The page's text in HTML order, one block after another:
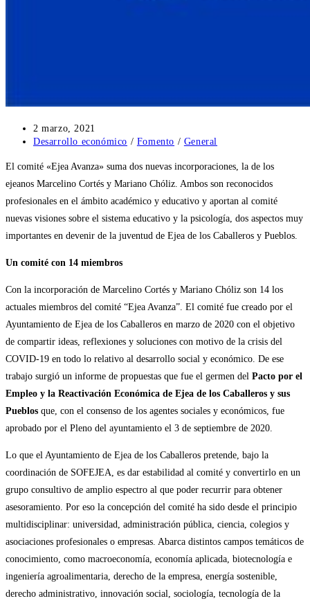
Publicación
de
entrada:
2 marzo, 2021
Categoría
la
entrada:
Desarrollo económico / Fomento / General
El comité «Ejea Avanza» suma dos nuevas incorporaciones, la de los
ejeanos Marcelino Cortés y Mariano Chóliz. Ambos son reconocidos
profesionales en el ámbito académico y educativo y aportan al comité
nuevas visiones sobre el sistema educativo y la psicología, dos aspectos muy
importantes en devenir de la juventud de Ejea de los Caballeros y Pueblos.
Un comité con 14 miembros
Con la incorporación de Marcelino Cortés y Mariano Chóliz son 14 los
actuales miembros del comité “Ejea Avanza”. El comité fue creado por el
Ayuntamiento de Ejea de los Caballeros en marzo de 2020 con el objetivo
de compartir ideas, reflexiones y soluciones con motivo de la crisis del
COVID-19 en todo lo relativo al desarrollo social y económico. De ese
trabajo surgió un informe de propuestas que fue el germen del Pacto por el
Empleo y la Reactivación Económica de Ejea de los Caballeros y sus
Pueblos que, con el consenso de los agentes sociales y económicos, fue
aprobado por el Pleno del ayuntamiento el 3 de septiembre de 2020.
Lo que el Ayuntamiento de Ejea de los Caballeros pretende, bajo la
coordinación de SOFEJEA, es dar estabilidad al comité y convertirlo en un
grupo consultivo de amplio espectro al que poder recurrir para obtener
asesoramiento. Por eso la concepción del comité ha sido desde el principio
multidisciplinar: universidad, administración pública, ciencia, colegios y
asociaciones profesionales o empresas. Abarca distintos campos temáticos de
conocimiento, como macroeconomía, economía aplicada, biotecnología e
ingeniería agroalimentaria, derecho de la empresa, energía sostenible,
derecho administrativo, innovación social, sociología, tecnología de la